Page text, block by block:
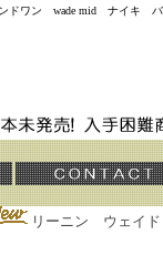
ンドワン wade mid ナイキ
リーニン ウェイ